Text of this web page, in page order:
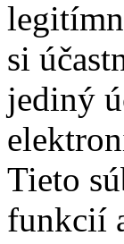
si
jediný
Tieto
funkcií